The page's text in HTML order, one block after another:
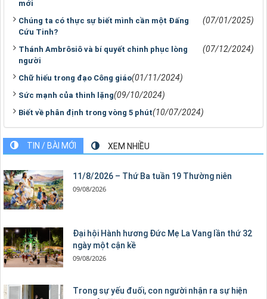
mới
Chúng ta có thực sự biết mình cần một Đấng
Cứu Tinh?
(07/01/2025)
Thánh Ambrôsiô và bí quyết chinh phục lòng
người
(07/12/2024)
Chữ hiếu trong đạo Công giáo(01/11/2024)
Sức mạnh của thinh lặng(09/10/2024)
Biết về phân định trong vòng 5 phút(10/07/2024)
TIN / BÀI MỚI XEM NHIỀU
11/8/2026 – Thứ Ba tuần 19 Thường niên
09/08/2026
Đại hội Hành hương Đức Mẹ La Vang lần thứ 32
ngày một cận kề
09/08/2026
Trong sự yếu đuối, con người nhận ra sự hiện